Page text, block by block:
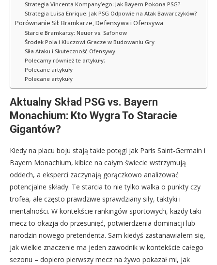
Strategia Vincenta Kompany’ego: Jak Bayern Pokona PSG?
Strategia Luisa Enrique: Jak PSG Odpowie na Atak Bawarczyków?
Porównanie Sił: Bramkarze, Defensywa i Ofensywa
Starcie Bramkarzy: Neuer vs. Safonow
Środek Pola i Kluczowi Gracze w Budowaniu Gry
Siła Ataku i Skuteczność Ofensywy
Polecamy również te artykuły:
Polecane artykuły
Polecane artykuły
Aktualny Skład PSG vs. Bayern
Monachium: Kto Wygra To Staracie
Gigantów?
Kiedy na placu boju stają takie potęgi jak Paris Saint-Germain i
Bayern Monachium, kibice na całym świecie wstrzymują
oddech, a eksperci zaczynają gorączkowo analizować
potencjalne składy. Te starcia to nie tylko walka o punkty czy
trofea, ale często prawdziwe sprawdziany siły, taktyki i
mentalności. W kontekście rankingów sportowych, każdy taki
mecz to okazja do przesunięć, potwierdzenia dominacji lub
narodzin nowego pretendenta. Sam kiedyś zastanawiałem się,
jak wielkie znaczenie ma jeden zawodnik w kontekście całego
sezonu – dopiero pierwszy mecz na żywo pokazał mi, jak